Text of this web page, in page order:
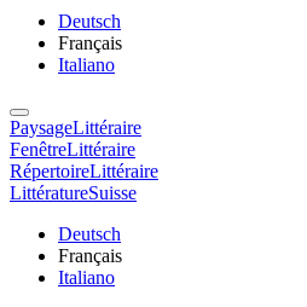
Deutsch
Français
Italiano
PaysageLittéraire
FenêtreLittéraire
RépertoireLittéraire
LittératureSuisse
Deutsch
Français
Italiano